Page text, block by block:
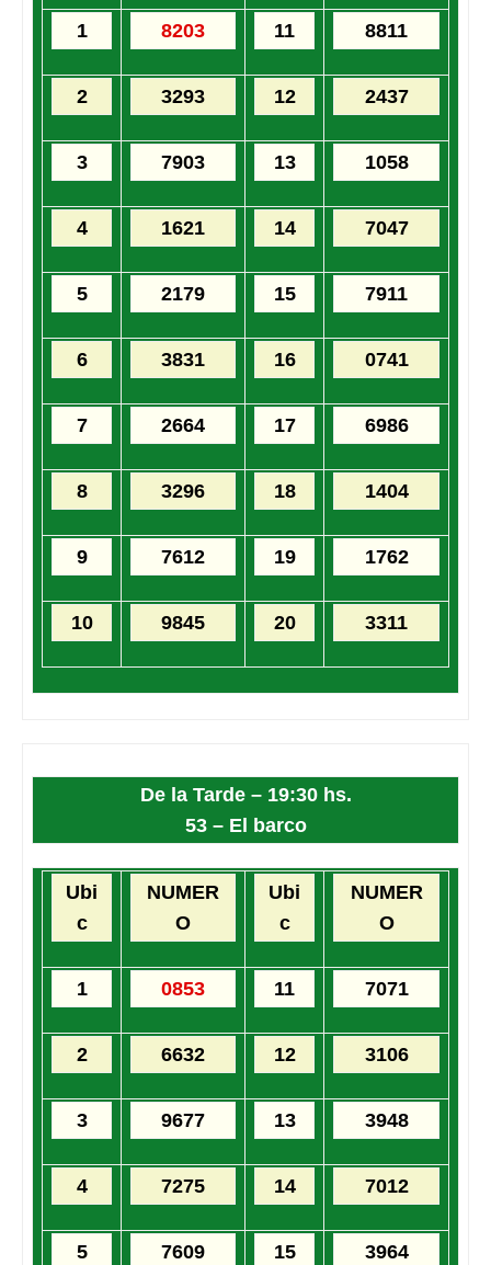
1 8203 11 8811
2 3293 12 2437
3 7903 13 1058
4 1621 14 7047
5 2179 15 7911
6 3831 16 0741
7 2664 17 6986
8 3296 18 1404
9 7612 19 1762
10 9845 20 3311
De la Tarde – 19:30 hs.
53 – El barco
Ubi
c
NUMER
O
Ubi
c
NUMER
O
1 0853 11 7071
2 6632 12 3106
3 9677 13 3948
4 7275 14 7012
5 7609 15 3964